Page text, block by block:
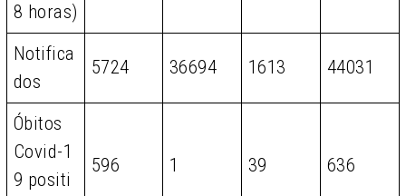
8 horas)
Notifica
dos
5724 36694 1613 44031
Óbitos
Covid-1
9 positi
596 1 39 636